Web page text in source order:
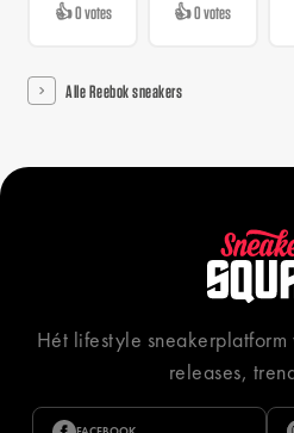
👍 0 votes 👍 0 votes
Alle Reebok sneakers
Hét lifestyle
releases,